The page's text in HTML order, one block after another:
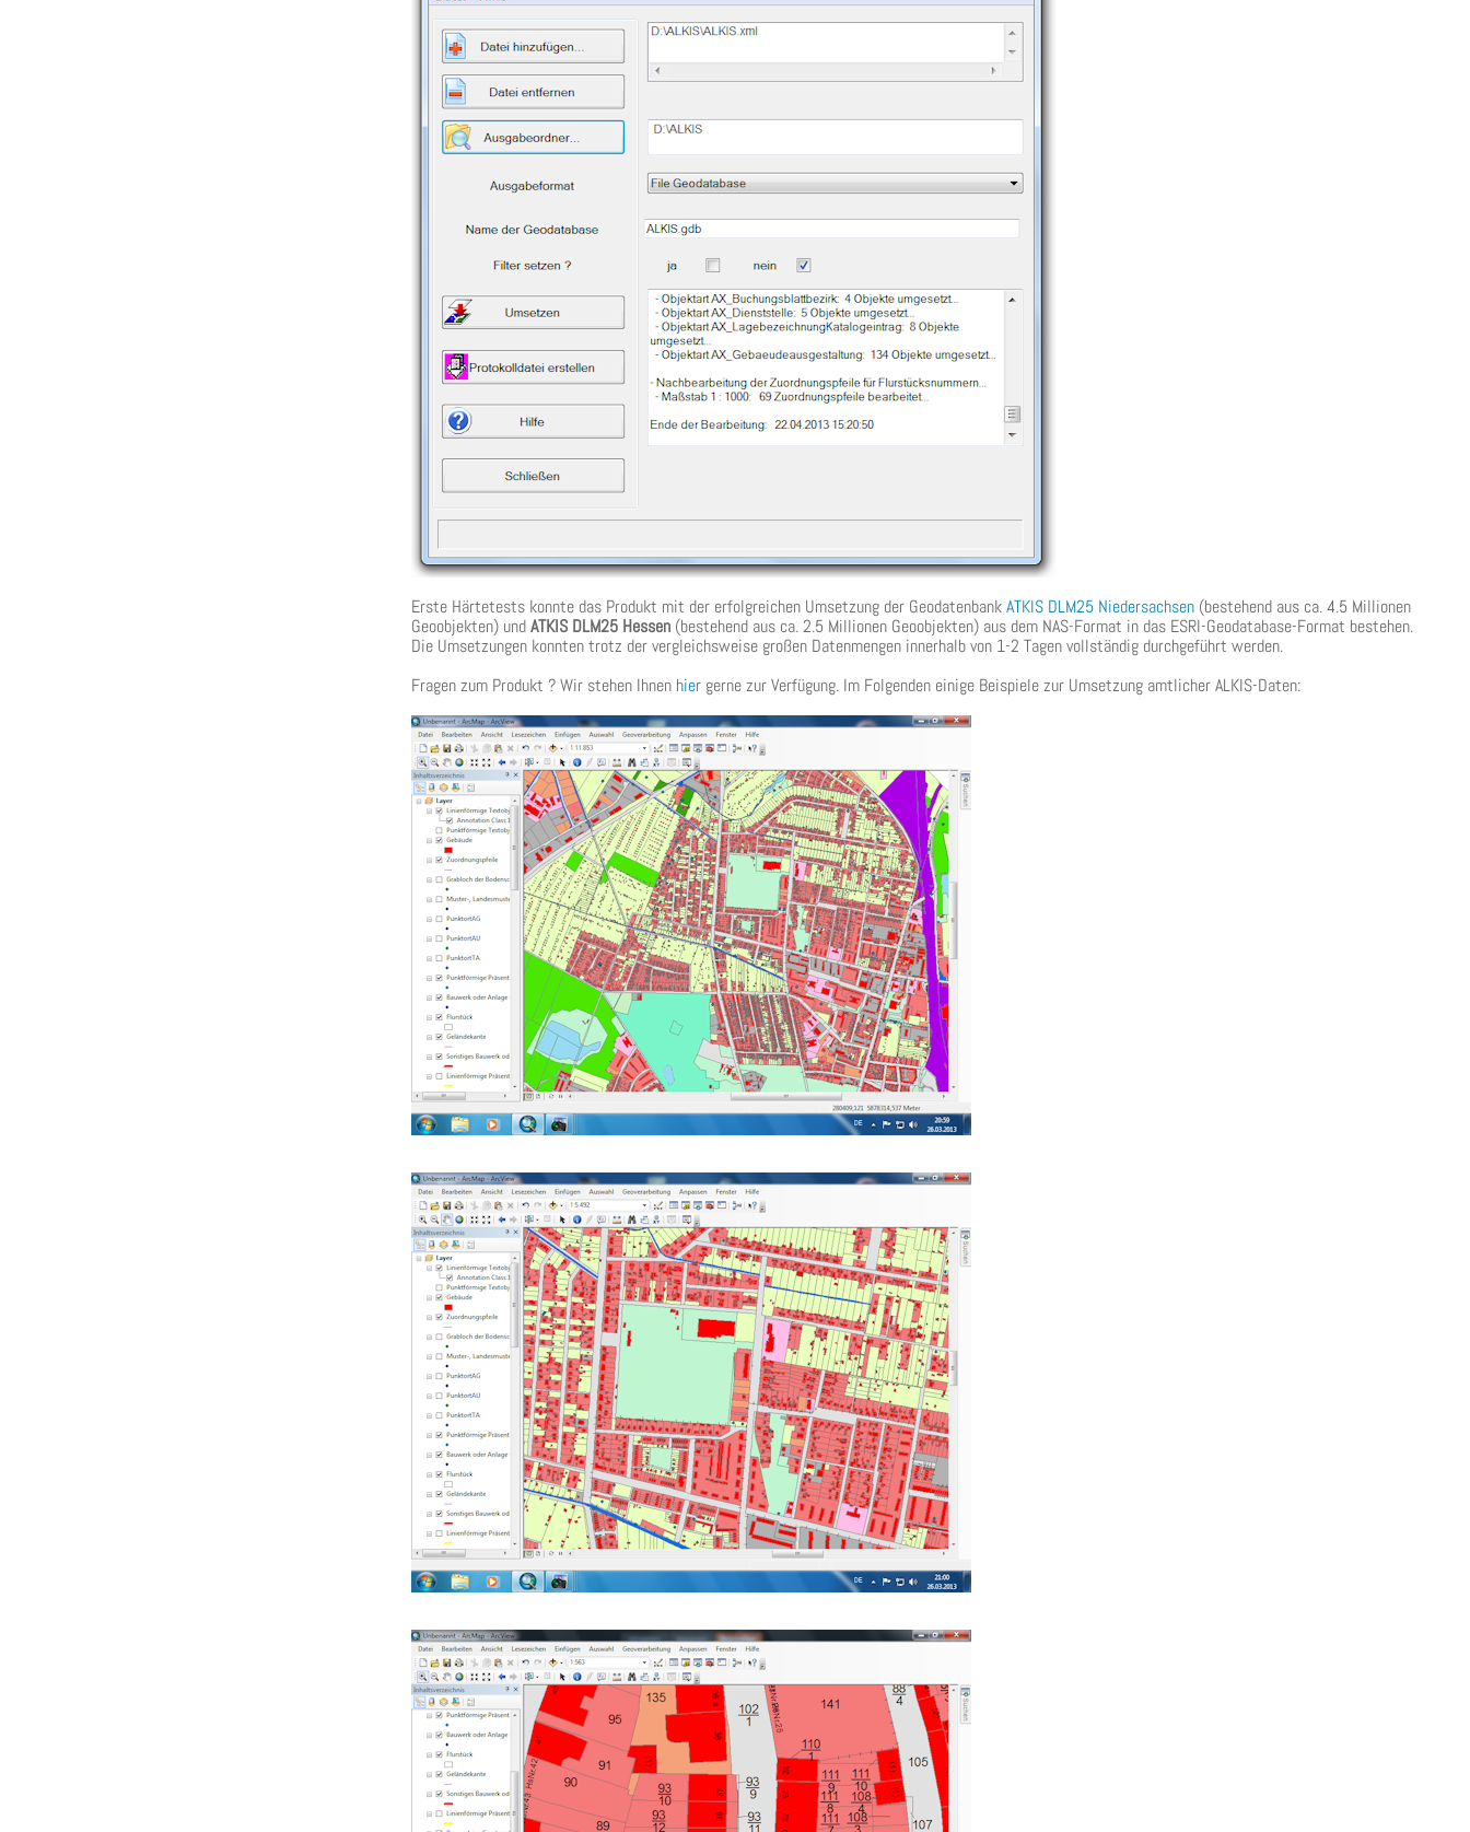
Erste Härtetests konnte das Produkt mit der erfolgreichen Umsetzung der GeodatenbankATKIS DLM25 Niedersachsen (bestehend aus ca. 4.5 Millionen
Geoobjekten) undATKIS DLM25 Hessen (bestehend aus ca. 2.5 Millionen Geoobjekten) aus dem NAS-Format in das ESRI-Geodatabase-Format bestehen.
Die Umsetzungen konnten trotz der vergleichsweise großen Datenmengen innerhalb von 1-2 Tagen vollständig durchgeführt werden.
Fragen zum Produkt ? Wir stehen Ihnen hier gerne zur Verfügung. Im Folgenden einige Beispiele zur Umsetzung amtlicher ALKIS-Daten: